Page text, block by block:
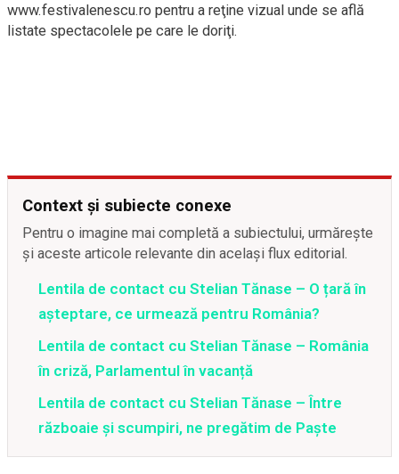
www.festivalenescu.ro pentru a reţine vizual unde se află
listate spectacolele pe care le doriţi.
Context și subiecte conexe
Pentru o imagine mai completă a subiectului, urmărește
și aceste articole relevante din același flux editorial.
Lentila de contact cu Stelian Tănase – O țară în
așteptare, ce urmează pentru România?
Lentila de contact cu Stelian Tănase – România
în criză, Parlamentul în vacanță
Lentila de contact cu Stelian Tănase – Între
războaie și scumpiri, ne pregătim de Paște